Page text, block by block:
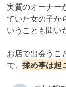
実質のオーナー
ていた女の子か
いうことも聞い
お店で出会うこ
で、 揉め事は起